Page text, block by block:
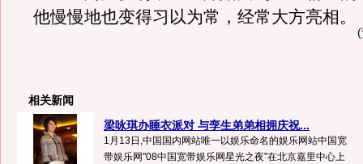
他慢慢地也变得习以为常，经常大方亮相。
相关新闻
梁咏琪办睡衣派对 与孪生弟弟相拥庆祝...
1月13日,中国国内网站唯一以娱乐命名的娱乐网站中国宽
带娱乐网"08中国宽带娱乐网星光之夜"在北京嘉里中心上